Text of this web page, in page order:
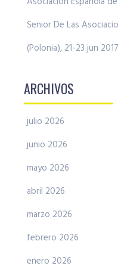
Senior De Las
(Polonia), 21-23 jun 2017
ARCHIVOS
julio 2026
junio 2026
mayo 2026
abril 2026
marzo 2026
febrero 2026
enero 2026